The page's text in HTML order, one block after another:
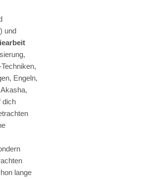
und
Engeln,
dich
lange